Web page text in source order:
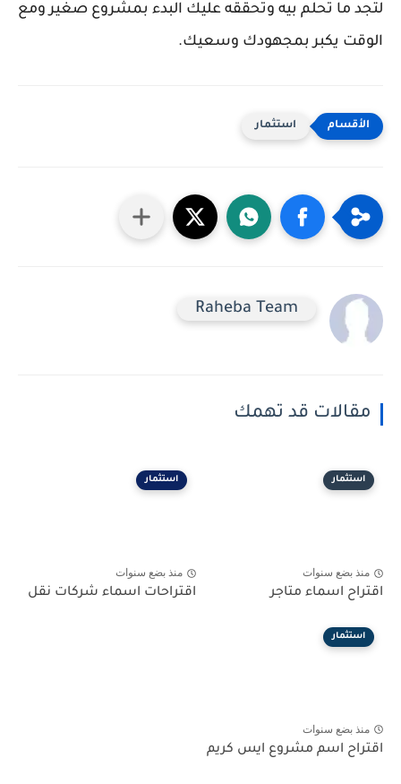
لتجد ما تحلم بيه وتحققه عليك البدء بمشروع صغير ومع
الوقت يكبر بمجهودك وسعيك.
استثمار
Raheba Team
مقالات قد تهمك
استثمار
منذ بضع سنوات
اقتراح اسماء متاجر
استثمار
منذ بضع سنوات
اقتراحات اسماء شركات نقل
استثمار
منذ بضع سنوات
اقتراح اسم مشروع ايس كريم